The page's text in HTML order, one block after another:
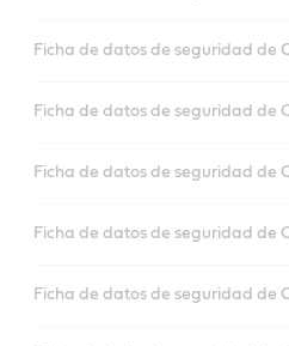
Ficha de datos de seguridad de
Ficha de datos de seguridad de
Ficha de datos de seguridad de
Ficha de datos de seguridad de
Ficha de datos de seguridad de